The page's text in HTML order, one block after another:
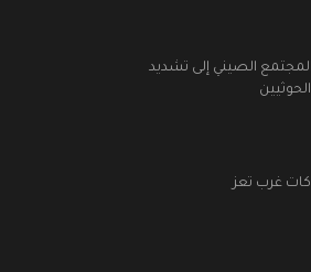
الصيني إلى تشديد